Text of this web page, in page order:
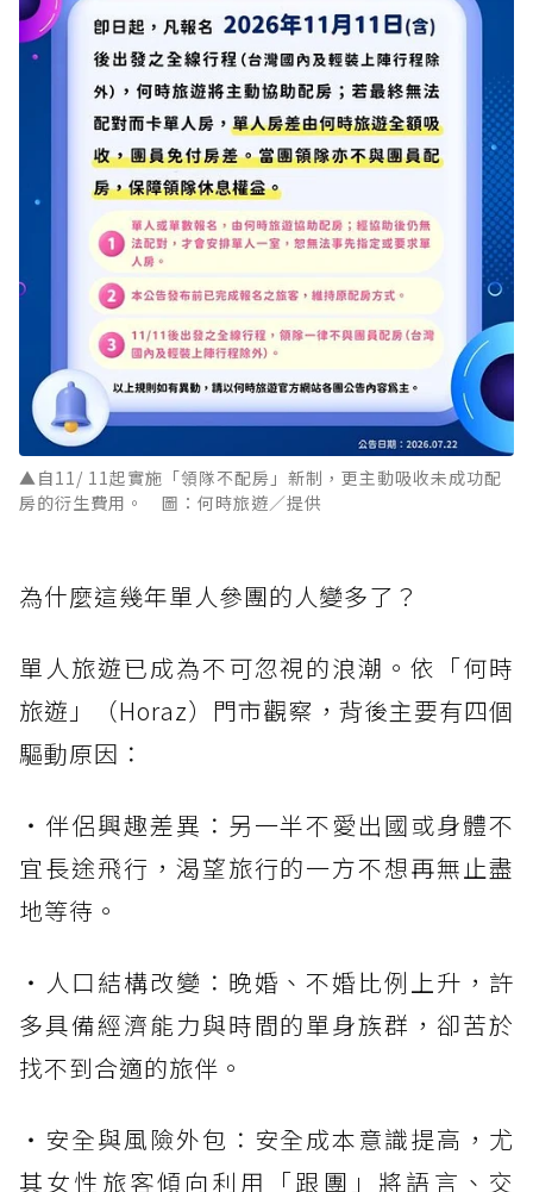
▲自11/ 11起實施「領隊不配房」新制，更主動吸收未成功配
房的衍生費用。 圖：何時旅遊／提供
為什麼這幾年單人參團的人變多了？
單人旅遊已成為不可忽視的浪潮。依「何時
旅遊」（Horaz）門市觀察，背後主要有四個
驅動原因：
・伴侶興趣差異：另一半不愛出國或身體不
宜長途飛行，渴望旅行的一方不想再無止盡
地等待。
・人口結構改變：晚婚、不婚比例上升，許
多具備經濟能力與時間的單身族群，卻苦於
找不到合適的旅伴。
・安全與風險外包：安全成本意識提高，尤
其女性旅客傾向利用「跟團」將語言、交